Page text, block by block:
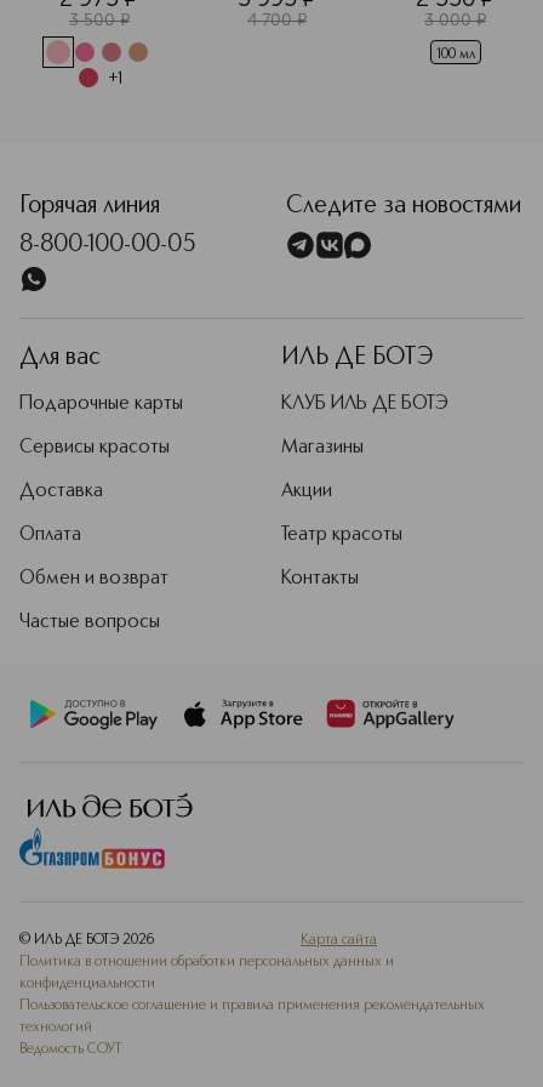
средства с активными
ингредиентами — для ухода за
кожей, которой нужна особая
3 500 ¤
+1
4 700 ¤ 3 000 ¤
100 мл
Горячая линия
8-800-100-00-05
Следите за новостями
Для вас
Подарочные карты
Сервисы красоты
Доставка
Оплата
Обмен и возврат
Частые вопросы
ИЛЬ ДЕ БОТЭ
КЛУБ ИЛЬ ДЕ БОТЭ
Магазины
Акции
Театр красоты
Контакты
© ИЛЬ ДЕ БОТЭ 2026
Карта сайта
Политика в отношении обработки персональных данных и
конфиденциальности
Пользовательское соглашение и правила применения рекомендательных
технологий
Ведомость СОУТ